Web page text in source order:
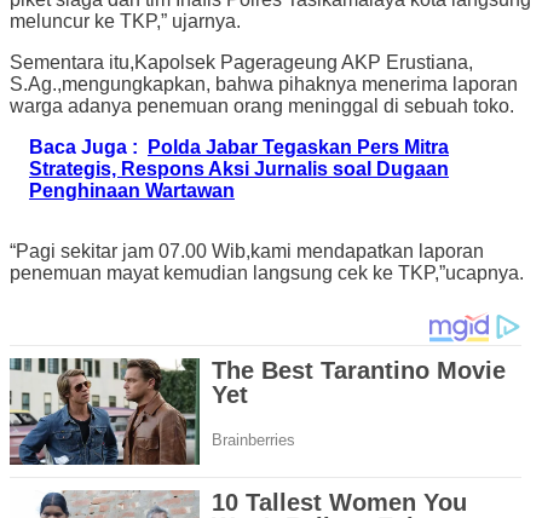
meluncur ke TKP,” ujarnya.
Sementara itu,Kapolsek Pagerageung AKP Erustiana,
S.Ag.,mengungkapkan, bahwa pihaknya menerima laporan
warga adanya penemuan orang meninggal di sebuah toko.
Baca Juga :
Polda Jabar Tegaskan Pers Mitra
Strategis, Respons Aksi Jurnalis soal Dugaan
Penghinaan Wartawan
“Pagi sekitar jam 07.00 Wib,kami mendapatkan laporan
penemuan mayat kemudian langsung cek ke TKP,”ucapnya.